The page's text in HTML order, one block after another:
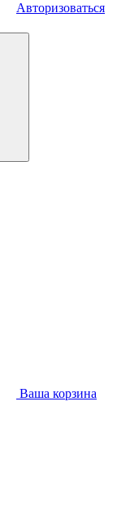
Авторизоваться
Ваша корзина